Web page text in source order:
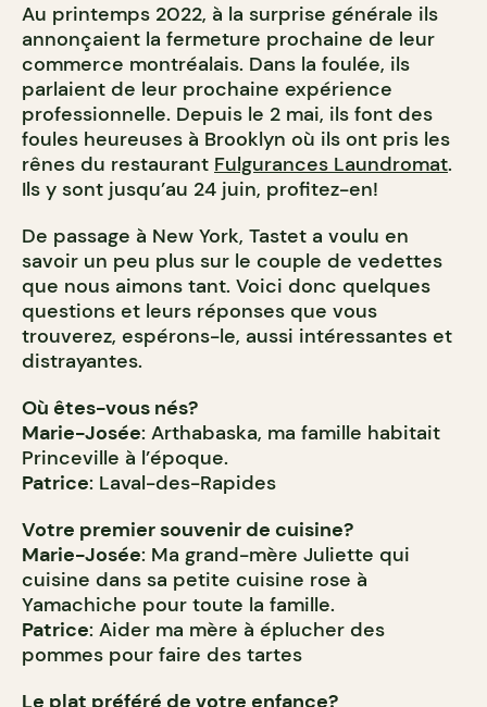
Au printemps 2022, à la surprise générale ils
annonçaient la fermeture prochaine de leur
commerce montréalais. Dans la foulée, ils
parlaient de leur prochaine expérience
professionnelle. Depuis le 2 mai, ils font des
foules heureuses à Brooklyn où ils ont pris les
rênes du restaurant Fulgurances Laundromat.
Ils y sont jusqu’au 24 juin, profitez-en!
De passage à New York, Tastet a voulu en
savoir un peu plus sur le couple de vedettes
que nous aimons tant. Voici donc quelques
questions et leurs réponses que vous
trouverez, espérons-le, aussi intéressantes et
distrayantes.
Où êtes-vous nés?
Marie-Josée: Arthabaska, ma famille habitait
Princeville à l’époque.
Patrice: Laval-des-Rapides
Votre premier souvenir de cuisine?
Marie-Josée: Ma grand-mère Juliette qui
cuisine dans sa petite cuisine rose à
Yamachiche pour toute la famille.
Patrice: Aider ma mère à éplucher des
pommes pour faire des tartes